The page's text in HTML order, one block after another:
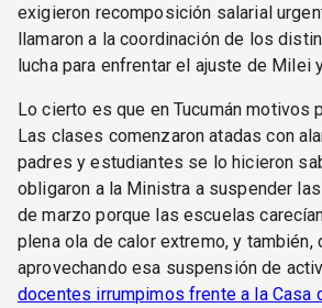
exigieron recomposición salarial
llamaron a la coordinación de los
lucha para enfrentar el ajuste de Milei
Lo cierto es que en Tucumán motivos
Las clases comenzaron atadas con
padres y estudiantes se lo hicieron
obligaron a la Ministra a suspender
de marzo porque las escuelas
plena ola de calor extremo, y también,
aprovechando esa suspensión de
docentes irrumpimos frente a la Casa